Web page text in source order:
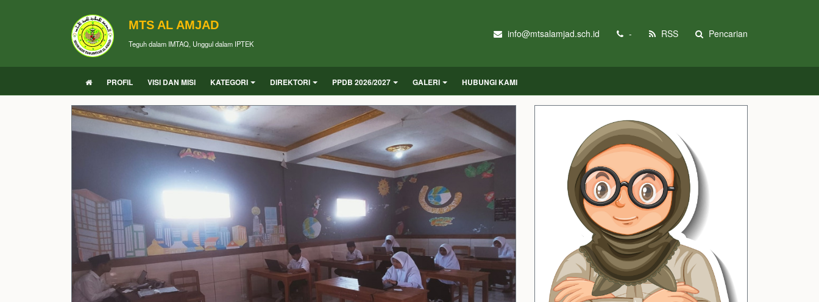
MTS AL AMJAD
Teguh dalam IMTAQ, Unggul dalam IPTEK
info@mtsalamjad.sch.id - RSS Pencarian
PROFIL VISI DAN MISI KATEGORI DIREKTORI PPDB 2026/2027 GALERI HUBUNGI KAMI